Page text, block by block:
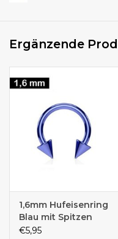
Ergänzende
1,6mm Hufeisenring
Blau mit Spitzen
€5,95